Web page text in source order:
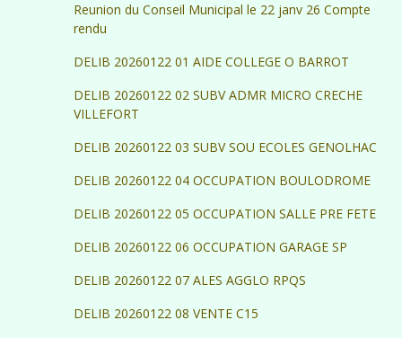
Reunion du Conseil Municipal le 22 janv 26 Compte
rendu
DELIB 20260122 01 AIDE COLLEGE O BARROT
DELIB 20260122 02 SUBV ADMR MICRO CRECHE
VILLEFORT
DELIB 20260122 03 SUBV SOU ECOLES GENOLHAC
DELIB 20260122 04 OCCUPATION BOULODROME
DELIB 20260122 05 OCCUPATION SALLE PRE FETE
DELIB 20260122 06 OCCUPATION GARAGE SP
DELIB 20260122 07 ALES AGGLO RPQS
DELIB 20260122 08 VENTE C15